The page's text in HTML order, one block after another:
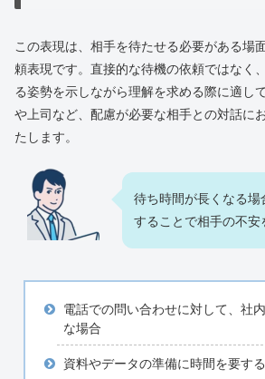
この表現は、相手を待たせる必要がある場
頼表現です。直接的な待機の依頼ではなく
る姿勢を示しながら理解を求める際に適し
や上司など、配慮が必要な相手との対話に
たします。
待ち時間が長くなる
することで相手の不安
電話での問い合わせに対して、社
な場合
資料やデータの準備に時間を要す